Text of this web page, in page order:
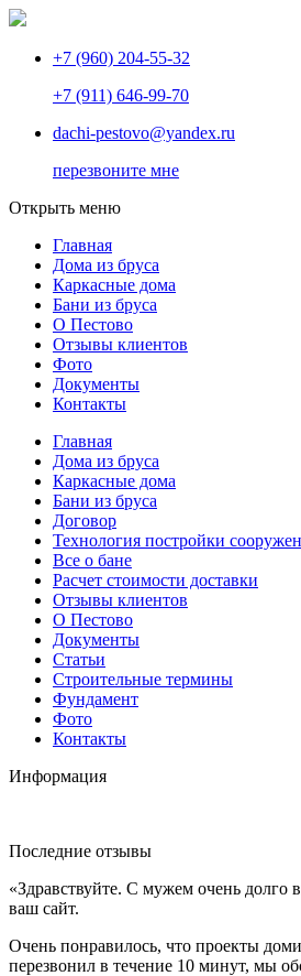
+7 (960) 204-55-32
+7 (911) 646-99-70
dachi-pestovo@yandex.ru
перезвоните мне
Открыть меню
Главная
Дома из бруса
Каркасные дома
Бани из бруса
О Пестово
Отзывы клиентов
Фото
Документы
Контакты
Главная
Дома из бруса
Каркасные дома
Бани из бруса
Договор
Технология постройки
Все о бане
Расчет стоимости доставки
Отзывы клиентов
О Пестово
Документы
Статьи
Строительные термины
Фундамент
Фото
Контакты
Информация
Последние отзывы
«Здравствуйте. С мужем очень долго
ваш сайт.
Очень понравилось, что проекты
перезвонил в течение 10 минут, мы